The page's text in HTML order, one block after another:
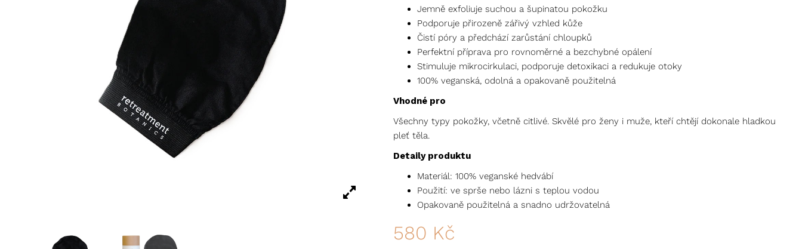
Jemně exfoliuje suchou a šupinatou pokožku
Podporuje přirozeně zářivý vzhled kůže
Čistí póry a předchází zarůstání chloupků
Perfektní příprava pro rovnoměrné a bezchybné opálení
Stimuluje mikrocirkulaci, podporuje detoxikaci a redukuje otoky
100% veganská, odolná a opakovaně použitelná
Vhodné pro
Všechny typy pokožky, včetně citlivé. Skvělé pro ženy i muže, kteří chtějí dokonale hladkou
pleť těla.
Detaily produktu
Materiál: 100% veganské hedvábí
Použití: ve sprše nebo lázni s teplou vodou
Opakovaně použitelná a snadno udržovatelná
580 Kč